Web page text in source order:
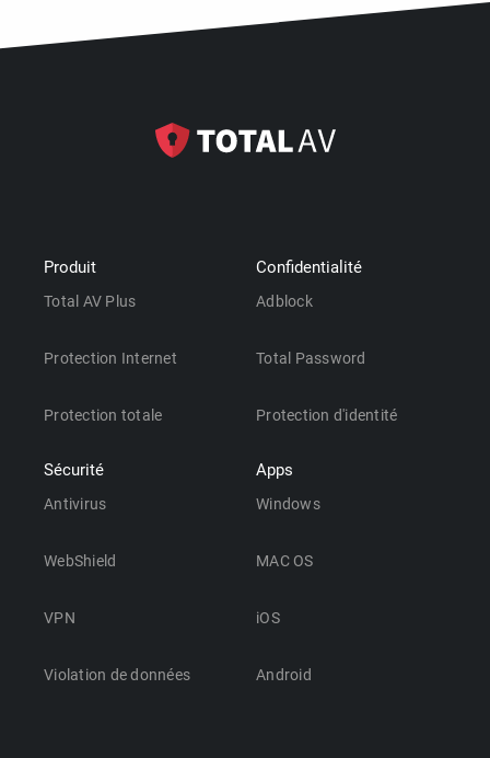
Produit
Total AV Plus
Protection Internet
Protection totale
Sécurité
Antivirus
WebShield
VPN
Violation de données
Confidentialité
Adblock
Total Password
Protection d'identité
Apps
Windows
MAC OS
iOS
Android